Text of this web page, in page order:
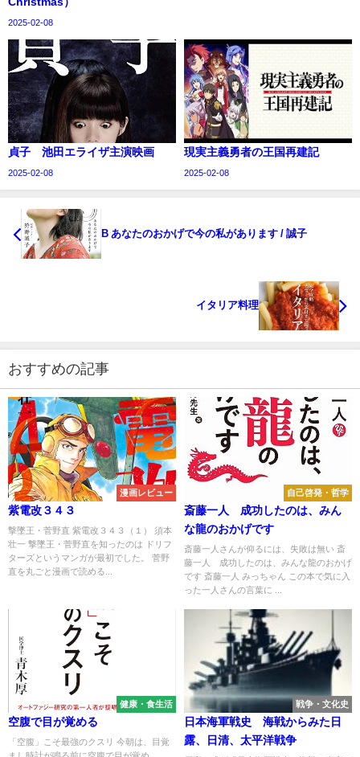
2025-02-08
貞子 池田エライザ主演映画
2025-02-08
現実主義勇者の王国再建記
2025-02-08
B あなたのおかげで今の私があります / 誠子
イタリア料理
おすすめの記事
漫画レビュー
紫電改３４３
撃墜王・菅野直 紫電改３４３（１） 須本
壮一 撃墜王・菅野直を知ったのは ドリフ
ターズというマンガが最初でした。 菅野
直を丸ごと漫画で読める...
自己啓発・哲学
斎藤一人 成功したのは、みん
な龍のおかげです
斎藤一人さんが仰るには、失敗は無い 斎
藤一人 成功したのは、みんな龍のおかげ
です 斎藤一人 みっちゃん この本で気に入
った一人さんの言葉に ...
健康・食生活
空腹で目が覚める
「空腹」こそ最強のクスリ 今朝は、目覚
戦争・文化史
日本海軍戦史 海戦からみた日
露、日清、太平洋戦争